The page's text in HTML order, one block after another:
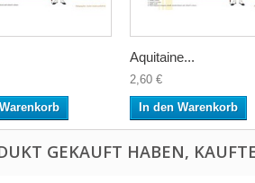
Aquitaine...
2,60 €
In den Warenkorb
GEKAUFT HABEN,